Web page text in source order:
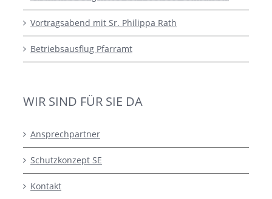
Vortragsabend mit Sr. Philippa Rath
Betriebsausflug Pfarramt
WIR SIND FÜR SIE DA
Ansprechpartner
Schutzkonzept SE
Kontakt